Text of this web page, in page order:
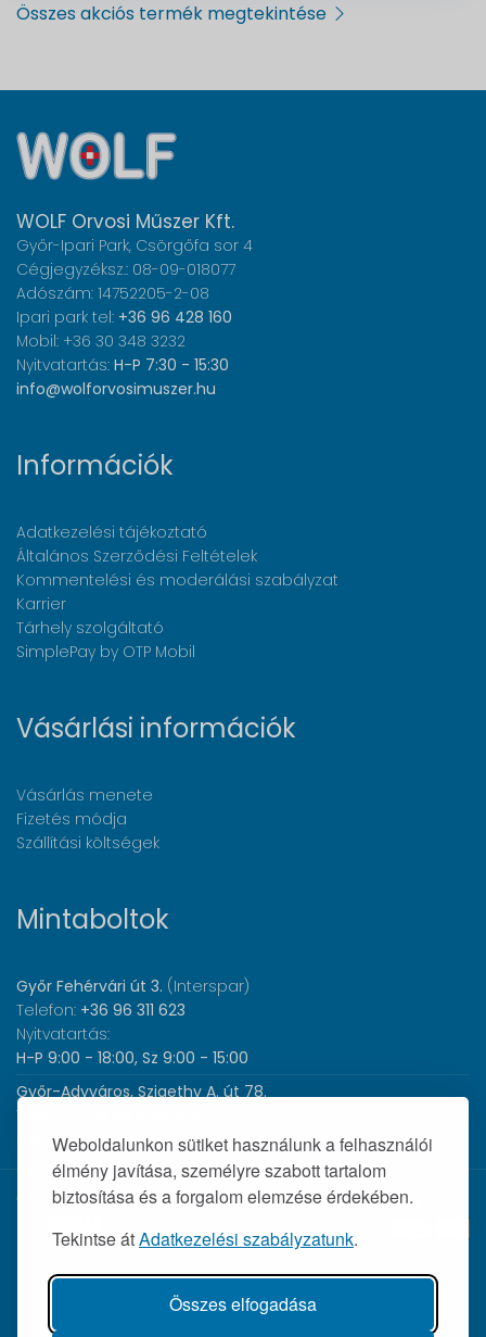
Weboldalunkon sütiket használunk a felhasználói
élmény javítása, személyre szabott tartalom
biztosítása és a forgalom elemzése érdekében.
Tekintse átAdatkezelési szabályzatunk.
Összes elfogadása
Összes akciós termék megtekintése
WOLF Orvosi Műszer Kft.
Győr-Ipari Park, Csörgőfa sor 4
Cégjegyzéksz.: 08-09-018077
Adószám: 14752205-2-08
Ipari park tel: +36 96 428 160
Mobil: +36 30 348 3232
Nyitvatartás: H-P 7:30 - 15:30
info@wolforvosimuszer.hu
Információk
Adatkezelési tájékoztató
Általános Szerződési Feltételek
Kommentelési és moderálási szabályzat
Karrier
Tárhely szolgáltató
SimplePay by OTP Mobil
Vásárlási információk
Vásárlás menete
Fizetés módja
Szállítási költségek
Mintaboltok
Győr Fehérvári út 3. (Interspar)
Telefon: +36 96 311 623
Nyitvatartás:
H-P 9:00 - 18:00, Sz 9:00 - 15:00
Győr-Adyváros, Szigethy A. út 78.
Telefon:
Nyitvatartás:H-P 8:00 - 17:00
© 2026 Wolf Orvosi Műszer Kft. |